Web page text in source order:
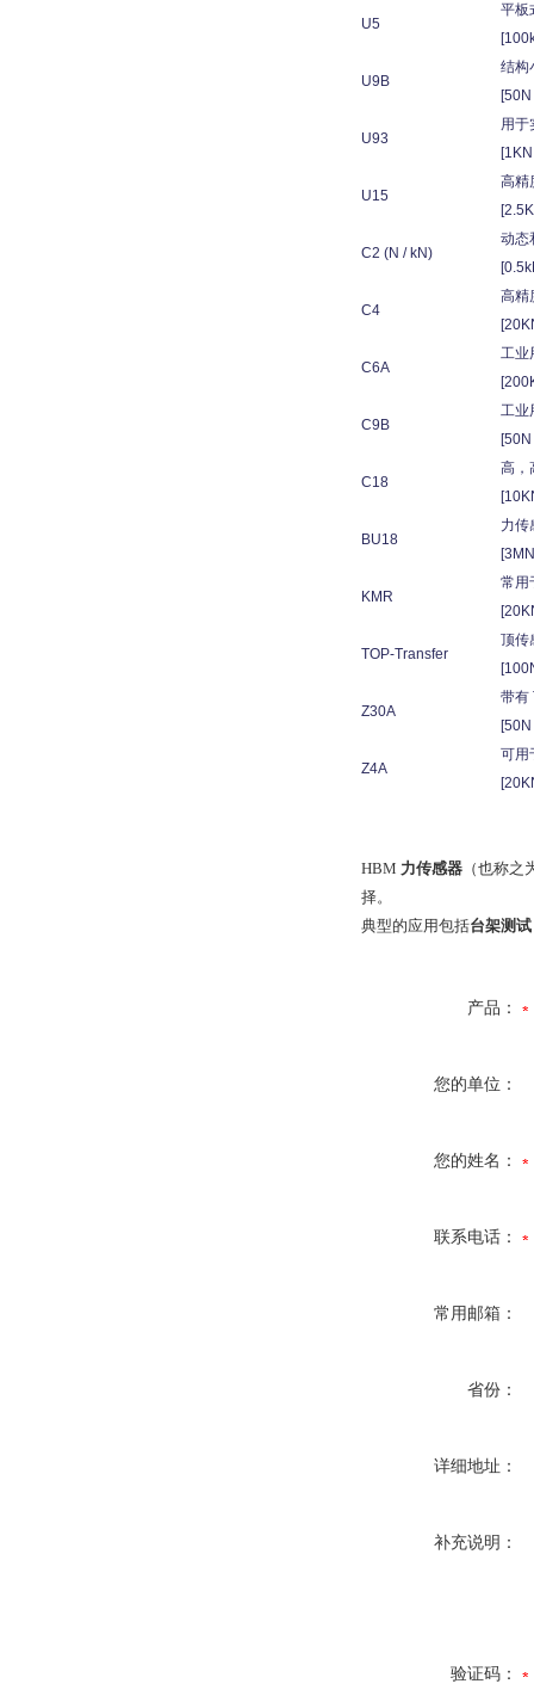
U5
平板
U9B
结构
U93
用于
U15
高精
C2 (N / kN)
动态
C4
高精
C6A
工业
C9B
工业
C18
高，
BU18
力传
KMR
常用
TOP-Transfer
顶传
Z30A
带有
Z4A
可用
HBM 力传感器 （也称
择。
典型的应用包括台架测试
产品：
您的单位：
您的姓名：
联系电话：
常用邮箱：
省份：
详细地址：
补充说明：
验证码：